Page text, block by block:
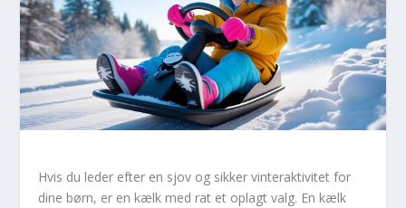
Hvis du leder efter en sjov og sikker vinteraktivitet for
dine børn, er en kælk med rat et oplagt valg. En kælk